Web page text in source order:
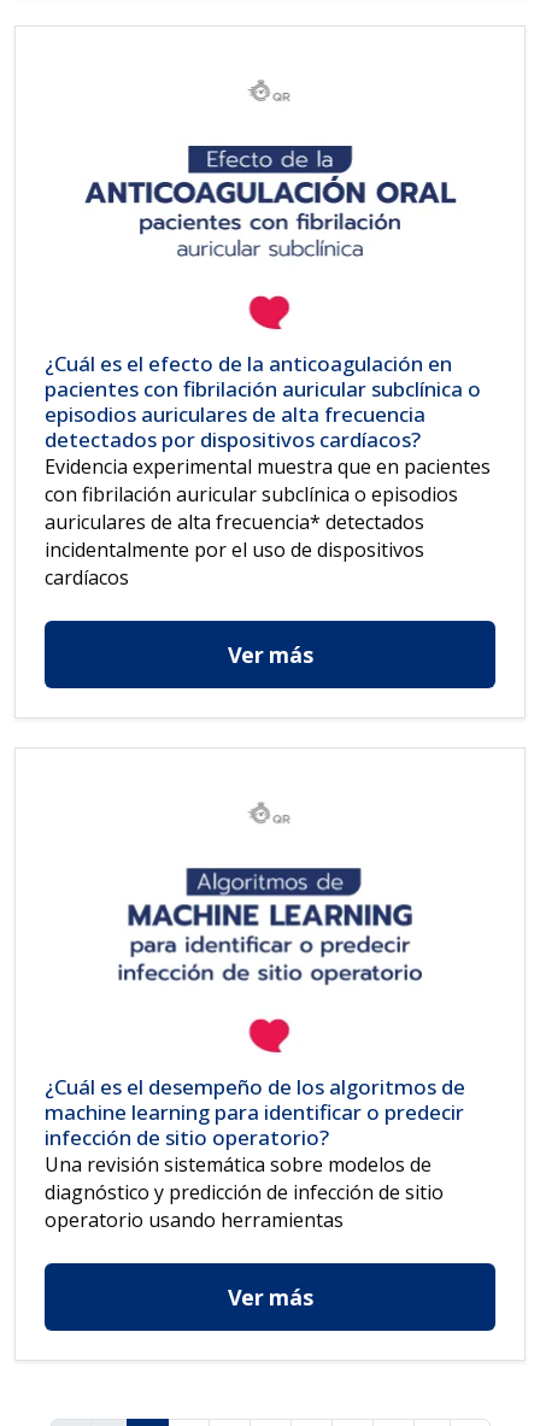
¿Cuál es el efecto de la anticoagulación en
pacientes con fibrilación auricular subclínica o
episodios auriculares de alta frecuencia
detectados por dispositivos cardíacos?
Evidencia experimental muestra que en pacientes
con fibrilación auricular subclínica o episodios
auriculares de alta frecuencia* detectados
incidentalmente por el uso de dispositivos
cardíacos
Ver más
¿Cuál es el desempeño de los algoritmos de
machine learning para identificar o predecir
infección de sitio operatorio?
Una revisión sistemática sobre modelos de
diagnóstico y predicción de infección de sitio
operatorio usando herramientas
Ver más